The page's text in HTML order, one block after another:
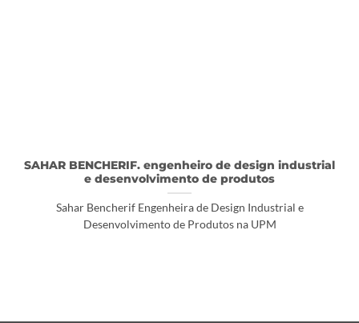
SAHAR BENCHERIF. engenheiro de design industrial
e desenvolvimento de produtos
Sahar Bencherif Engenheira de Design Industrial e
Desenvolvimento de Produtos na UPM